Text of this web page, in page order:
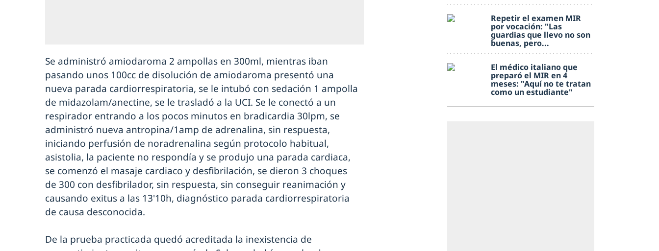
Se administró amiodaroma 2 ampollas en 300ml, mientras iban
pasando unos 100cc de disolución de amiodaroma presentó una
nueva parada cardiorrespiratoria, se le intubó con sedación 1 ampolla
de midazolam/anectine, se le trasladó a la UCI. Se le conectó a un
respirador entrando a los pocos minutos en bradicardia 30lpm, se
administró nueva antropina/1amp de adrenalina, sin respuesta,
iniciando perfusión de noradrenalina según protocolo habitual,
asistolia, la paciente no respondía y se produjo una parada cardiaca,
se comenzó el masaje cardiaco y desfibrilación, se dieron 3 choques
de 300 con desfibrilador, sin respuesta, sin conseguir reanimación y
causando exitus a las 13'10h, diagnóstico parada cardiorrespiratoria
de causa desconocida.
De la prueba practicada quedó acreditada la inexistencia de
Repetir el examen MIR
por vocación: "Las
guardias que llevo no son
buenas, pero...
El médico italiano que
preparó el MIR en 4
meses: "Aquí no te tratan
como un estudiante"